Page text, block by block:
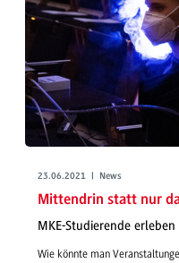
23.06.2021 | News
Mittendrin statt nur
MKE-Studierende
Wie könnte man